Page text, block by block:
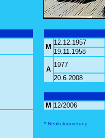
M
12.12.1957
19.11.1958
A
1977
20.6.2008
M 12/2006
* Neukolororierung